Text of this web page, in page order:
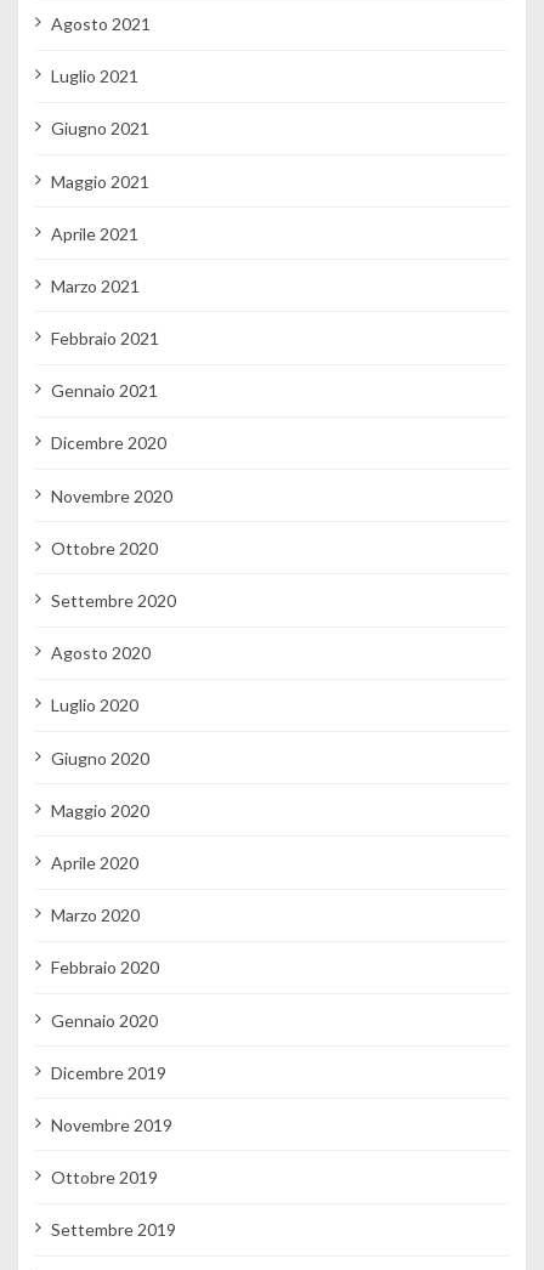
Agosto 2021
Luglio 2021
Giugno 2021
Maggio 2021
Aprile 2021
Marzo 2021
Febbraio 2021
Gennaio 2021
Dicembre 2020
Novembre 2020
Ottobre 2020
Settembre 2020
Agosto 2020
Luglio 2020
Giugno 2020
Maggio 2020
Aprile 2020
Marzo 2020
Febbraio 2020
Gennaio 2020
Dicembre 2019
Novembre 2019
Ottobre 2019
Settembre 2019